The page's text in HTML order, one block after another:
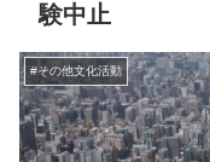
験中止
#その他文化活動